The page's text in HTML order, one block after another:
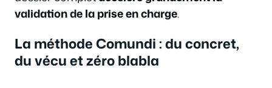
validation de la prise en charge.
La méthode Comundi : du concret,
du vécu et zéro blabla